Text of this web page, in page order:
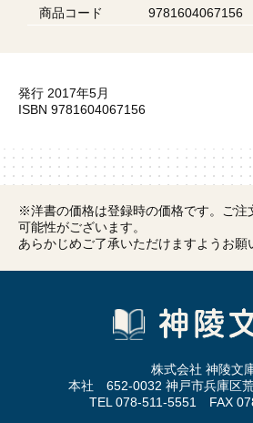
商品コード
9781604067156
発行 2017年5月
ISBN 9781604067156
※洋書の価格は登録時の価格です。ご注
可能性がございます。
あらかじめご了承いただけますようお願
株式会社 神陵文
本社 652-0032 神戸市兵庫区
TEL 078-511-5551 FAX